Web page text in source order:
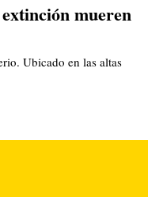
mueren
Ubicado en las altas